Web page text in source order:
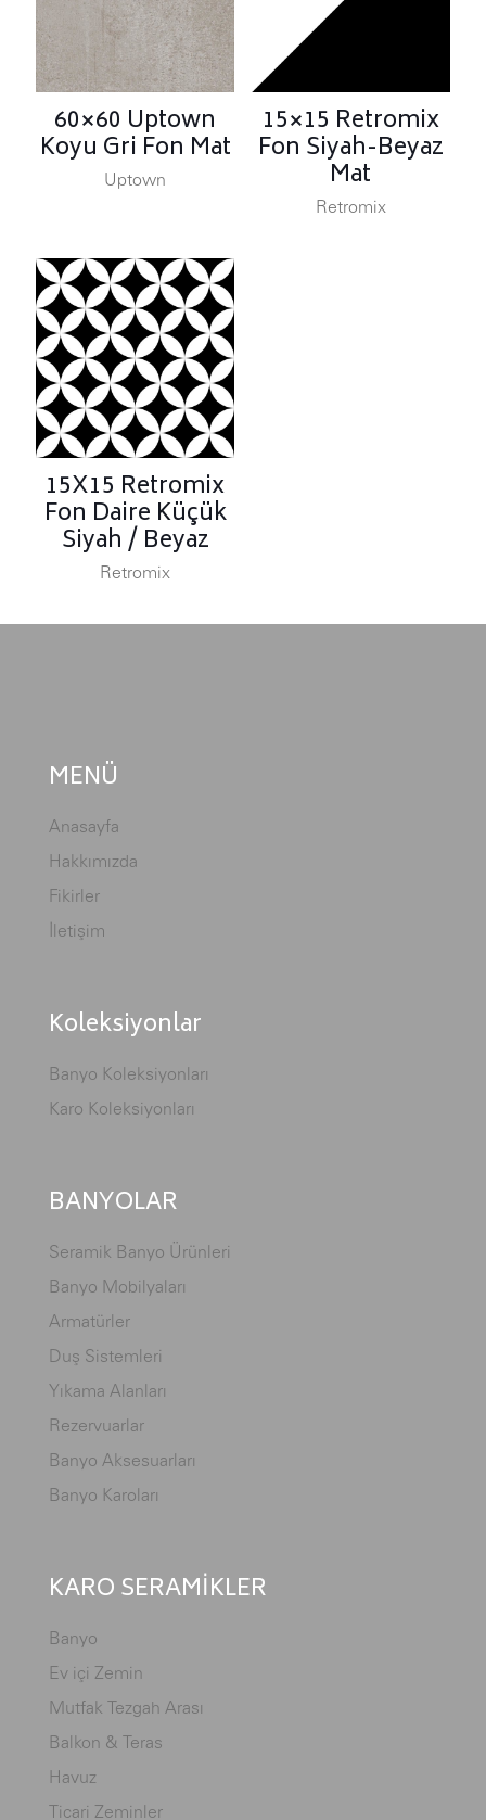
60×60 Uptown
Koyu Gri Fon Mat
Uptown
15×15 Retromix
Fon Siyah-Beyaz
Mat
Retromix
15X15 Retromix
Fon Daire Küçük
Siyah / Beyaz
Retromix
MENÜ
Anasayfa
Hakkımızda
Fikirler
İletişim
Koleksiyonlar
Banyo Koleksiyonları
Karo Koleksiyonları
BANYOLAR
Seramik Banyo Ürünleri
Banyo Mobilyaları
Armatürler
Duş Sistemleri
Yıkama Alanları
Rezervuarlar
Banyo Aksesuarları
Banyo Karoları
KARO SERAMİKLER
Banyo
Ev içi Zemin
Mutfak Tezgah Arası
Balkon & Teras
Havuz
Ticari Zeminler